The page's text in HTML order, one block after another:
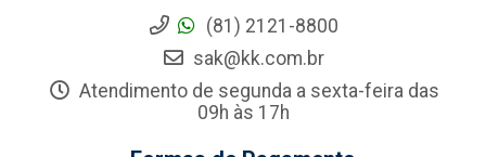
(81) 2121-8800
sak@kk.com.br
Atendimento de segunda a sexta-feira das
09h às 17h